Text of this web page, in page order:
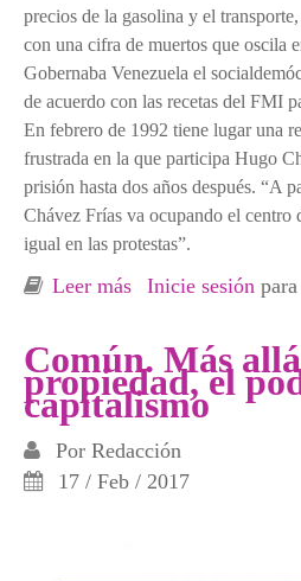
precios de la gasolina y el
con una cifra de muertos que oscila
Gobernaba Venezuela el
de acuerdo con las recetas del FMI
En febrero de 1992 tiene lugar una
frustrada en la que participa Hugo
prisión hasta dos años después. “A
Chávez Frías va ocupando el centro
igual en las protestas”.
Leer más sobre Estado,
Inicie sesión
Común. Más
propiedad, el
capitalismo
Por Redacción
17 / Feb / 2017